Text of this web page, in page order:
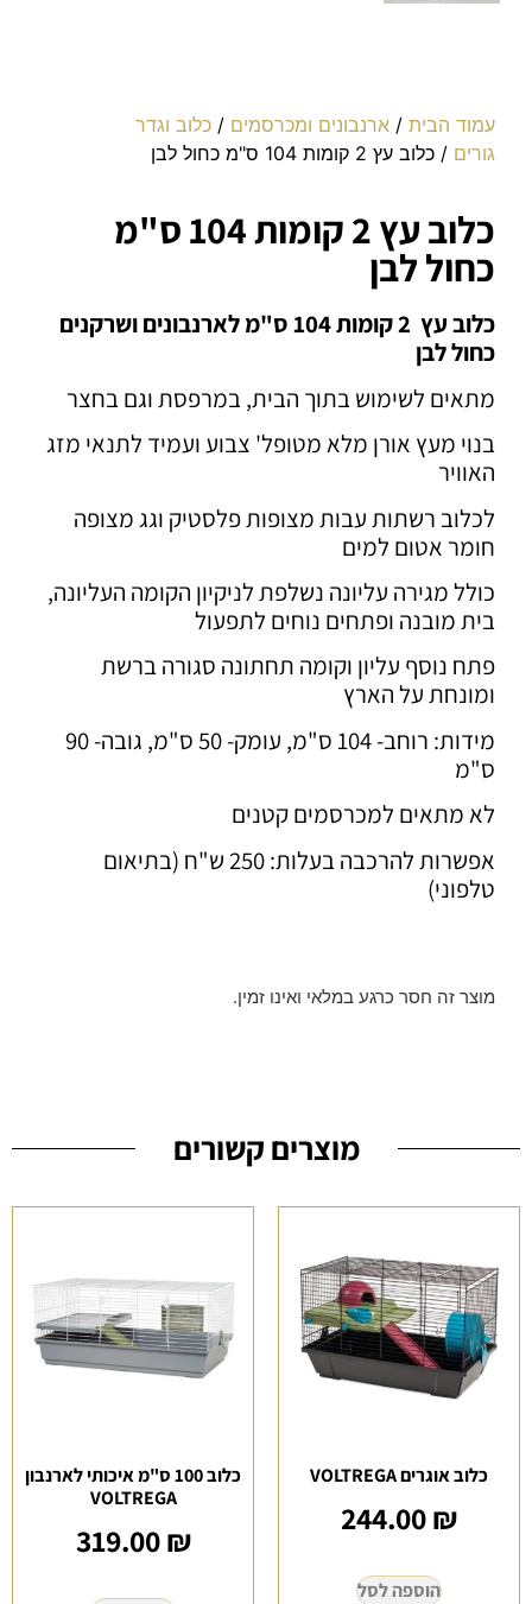
עמוד הבית /ארנבונים ומכרסמים /כלוב וגדר
גורים / כלוב עץ 2 קומות 104 ס"מ כחול לבן
כלוב עץ 2 קומות 104 ס"מ
כחול לבן
כלוב עץ 2 קומות 104 ס"מ לארנבונים ושרקנים
כחול לבן
מתאים לשימוש בתוך הבית, במרפסת וגם בחצר
בנוי מעץ אורן מלא מטופל' צבוע ועמיד לתנאי מזג
האוויר
לכלוב רשתות עבות מצופות פלסטיק וגג מצופה
חומר אטום למים
כולל מגירה עליונה נשלפת לניקיון הקומה העליונה,
בית מובנה ופתחים נוחים לתפעול
פתח נוסף עליון וקומה תחתונה סגורה ברשת
ומונחת על הארץ
מידות: רוחב- 104 ס"מ, עומק- 50 ס"מ, גובה- 90
ס"מ
לא מתאים למכרסמים קטנים
אפשרות להרכבה בעלות: 250 ש"ח (בתיאום
טלפוני)
מוצר זה חסר כרגע במלאי ואינו זמין.
מוצרים קשורים
כלוב אוגרים VOLTREGA
244.00₪
הוספה לסל
כלוב 100 ס"מ איכותי לארנבון
VOLTREGA
319.00₪